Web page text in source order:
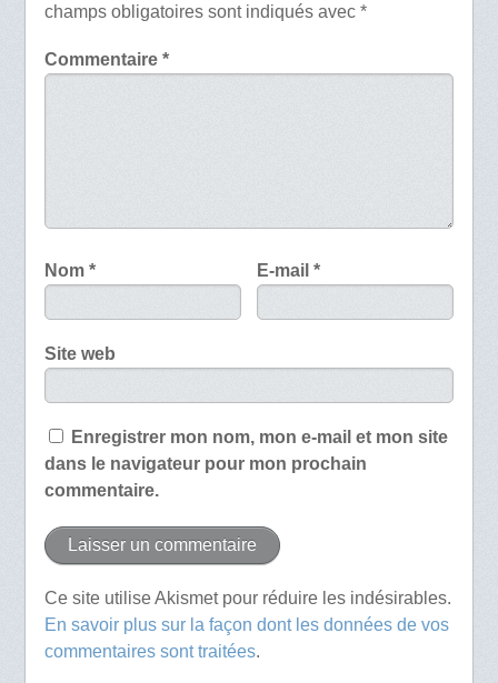
champs obligatoires sont indiqués avec *
Commentaire *
Nom * E-mail*
Site web
Enregistrer mon nom, mon e-mail et mon site
dans le navigateur pour mon prochain
commentaire.
Ce site utilise Akismet pour réduire les indésirables.
En savoir plus sur la façon dont les données de vos
commentaires sont traitées.